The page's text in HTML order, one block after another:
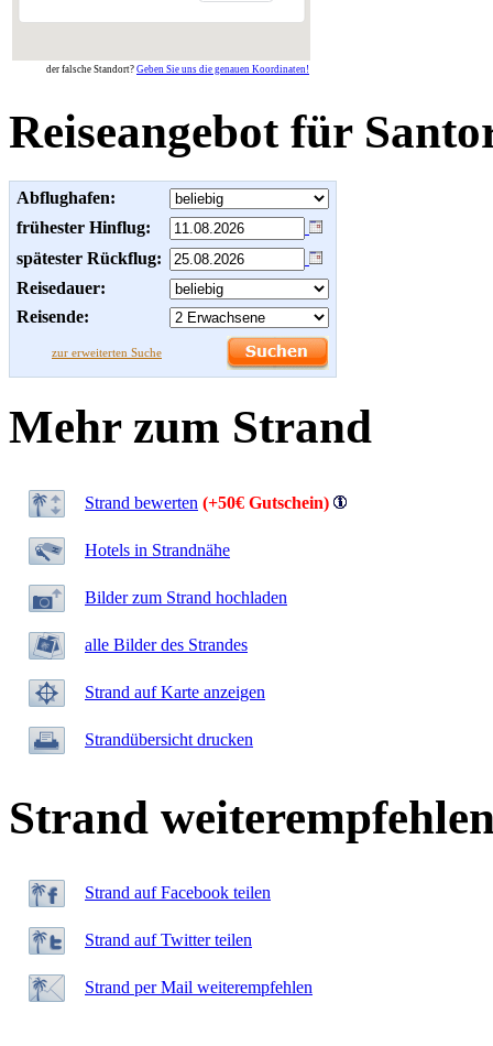
der falsche Standort? Geben Sie uns die genauen Koordinaten!
Reiseangebot für
Abflughafen:
frühester Hinflug:
spätester Rückflug:
Reisedauer:
Reisende:
zur erweiterten Suche
Mehr zum Strand
Strand bewerten (+50€ Gutschein)
Hotels in Strandnähe
Bilder zum Strand hochladen
alle Bilder des Strandes
Strand auf Karte anzeigen
Strandübersicht drucken
Strand
Strand auf Facebook teilen
Strand auf Twitter teilen
Strand per Mail weiterempfehlen